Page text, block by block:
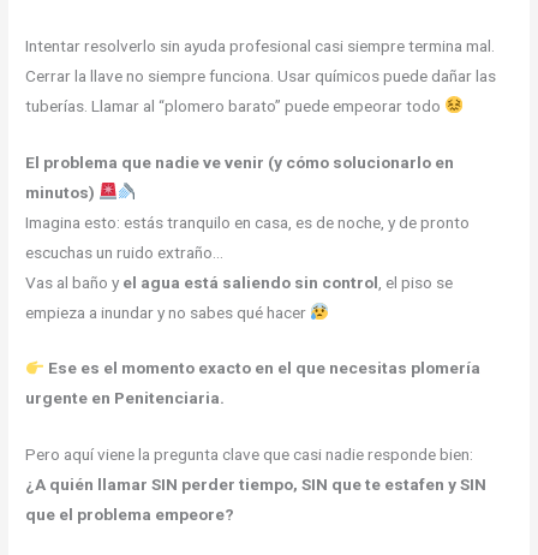
Intentar resolverlo sin ayuda profesional casi siempre termina mal.
Cerrar la llave no siempre funciona. Usar químicos puede dañar las
tuberías. Llamar al “plomero barato” puede empeorar todo
El problema que nadie ve venir (y cómo solucionarlo en
minutos)
Imagina esto: estás tranquilo en casa, es de noche, y de pronto
escuchas un ruido extraño…
Vas al baño y el agua está saliendo sin control , el piso se
empieza a inundar y no sabes qué hacer
Ese es el momento exacto en el que necesitas plomería
urgente en Penitenciaria.
Pero aquí viene la pregunta clave que casi nadie responde bien:
¿A quién llamar SIN perder tiempo, SIN que te estafen y SIN
que el problema empeore?